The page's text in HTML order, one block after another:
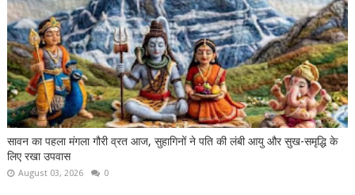
सावन का पहला मंगला गौरी व्रत आज, सुहागिनों ने पति की लंबी आयु और सुख-समृद्धि के
लिए रखा उपवास
August 03, 2026 0